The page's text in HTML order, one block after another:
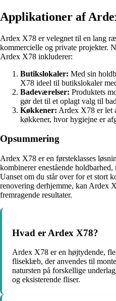
Applikationer af
Ardex X78 er velegnet til en lang
kommercielle og private projekter.
Ardex X78 inkluderer:
Butikslokaler: Med sin
X78 ideel til butikslokaler
Badeværelser: Produktets
gør det til et oplagt valg til
Køkkener: Ardex X78 er let
køkkener, hvor hygiejne er
Opsummering
Ardex X78 er en førsteklasses
kombinerer enestående
Uanset om du står over for et stort
renovering derhjemme, kan Ardex
fremragende resultater.
Hvad er Ardex X78?
Ardex X78 er en højtydende,
fliseklæb, der anvendes til
natursten på forskellige
og eksisterende fliser.